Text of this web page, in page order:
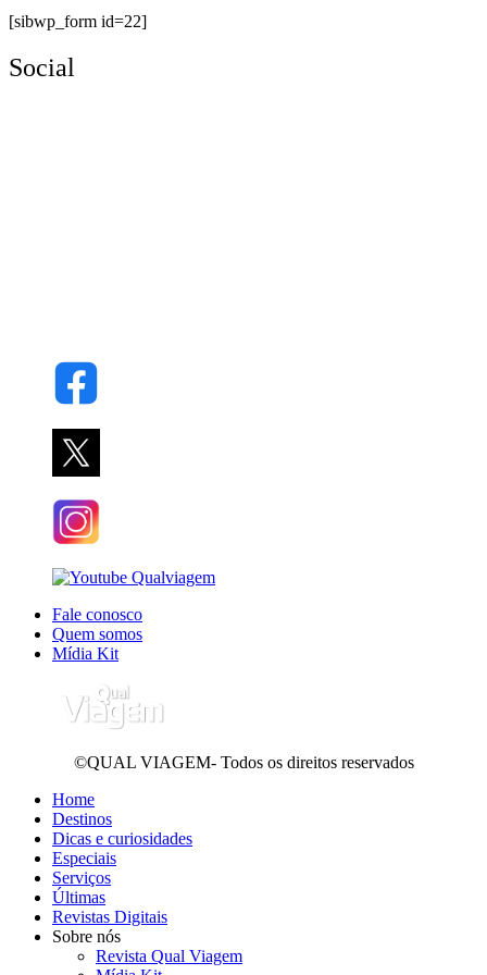
[sibwp_form id=22]
Social
Fale conosco
Quem somos
Mídia Kit
©QUAL VIAGEM- Todos os direitos reservados
Home
Destinos
Dicas e curiosidades
Especiais
Serviços
Últimas
Revistas Digitais
Sobre nós
Revista Qual Viagem